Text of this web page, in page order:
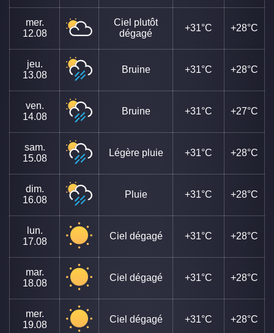
mer.
12.08
Ciel plutôt
dégagé
+31°C +28°C
jeu.
13.08
Bruine +31°C +28°C
ven.
14.08
Bruine +31°C +27°C
sam.
15.08
Légère pluie +31°C +28°C
dim.
16.08
Pluie +31°C +28°C
lun.
17.08
Ciel dégagé +31°C +28°C
mar.
18.08
Ciel dégagé +31°C +28°C
mer.
19.08
Ciel dégagé +31°C +28°C